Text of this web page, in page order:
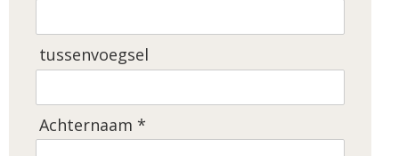
tussenvoegsel
Achternaam *